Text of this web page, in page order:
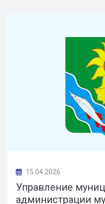
15.04.2026
Управление
администрации